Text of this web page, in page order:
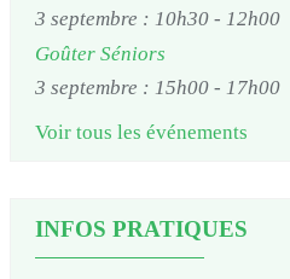
3 septembre : 10h30 - 12h00
Goûter Séniors
3 septembre : 15h00 - 17h00
Voir tous les événements
INFOS PRATIQUES